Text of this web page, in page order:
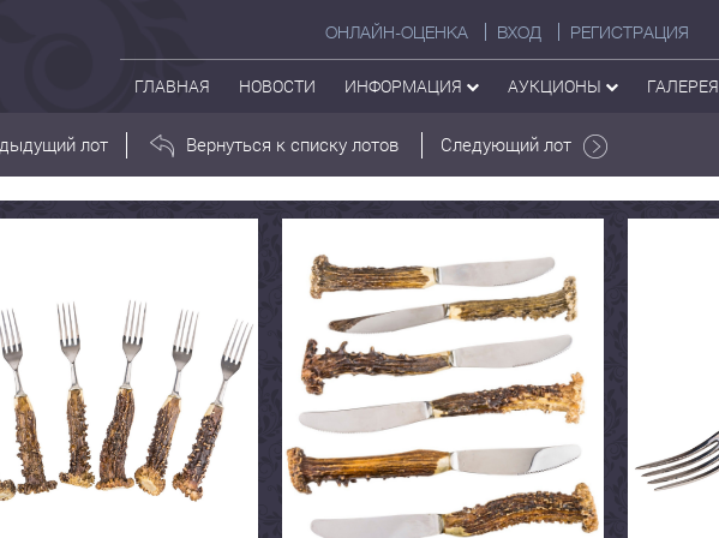
ОНЛАЙН-ОЦЕНКА ВХОД РЕГИСТРАЦИЯ
ГЛАВНАЯ НОВОСТИ ИНФОРМАЦИЯ АУКЦИОНЫ ГАЛЕРЕЯ
лот Вернуться к списку лотов Следующий лот